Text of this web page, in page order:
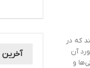
که در
آن
و
آخرین